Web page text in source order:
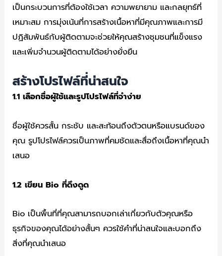
เป็นกระบวนการที่ต้องใช้เวลา ความพยายาม และกลยุทธ์ที่
เหมาะสม การมุ่งเน้นที่การสร้างเนื้อหาที่มีคุณภาพและการมี
ปฏิสัมพันธ์กับผู้ติดตามจะช่วยให้คุณสร้างชุมชนที่แข็งแรง
และเพิ่มจำนวนผู้ติดตามได้อย่างยั่งยืน
สร้างโปรไฟล์ที่น่าสนใจ
1.1เลือกชื่อผู้ใช้และรูปโปรไฟล์ที่จำง่าย
ชื่อผู้ใช้ควรสั้น กระชับ และสะท้อนถึงตัวตนหรือแบรนด์ของ
คุณ รูปโปรไฟล์ควรเป็นภาพที่คมชัดและสื่อถึงเนื้อหาที่คุณนำ
เสนอ
1.2เขียน Bioที่ดึงดูด
Bio เป็นพื้นที่ที่คุณสามารถบอกเล่าเกี่ยวกับตัวคุณหรือ
ธุรกิจของคุณได้อย่างสั้นๆ ควรใช้คำที่น่าสนใจและบอกถึง
สิ่งที่คุณนำเสนอ